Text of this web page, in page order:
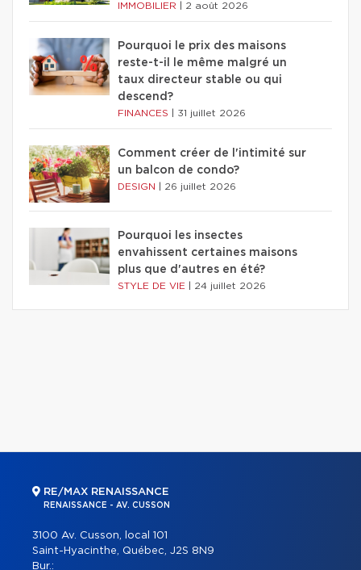
IMMOBILIER 2 août 2026
Pourquoi le prix des maisons
reste-t-il le même malgré un
taux directeur stable ou qui
descend?
FINANCES 31 juillet 2026
Comment créer de l'intimité sur
un balcon de condo?
DESIGN 26 juillet 2026
Pourquoi les insectes
envahissent certaines maisons
plus que d'autres en été?
STYLE DE VIE 24 juillet 2026
RE/MAX RENAISSANCE
RENAISSANCE - AV. CUSSON
3100 Av. Cusson, local 101
Saint-Hyacinthe, Québec, J2S 8N9
Bur.: